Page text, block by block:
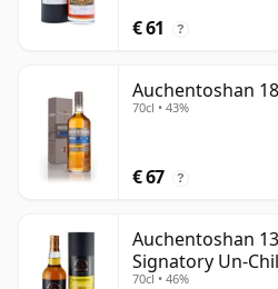
€ 61 ?
Auchentoshan
70cl • 43%
€ 67 ?
Auchentoshan
Signatory Un-
70cl • 46%